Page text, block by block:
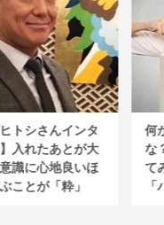
ヒトシさんインタ
入れたあとが大
識に心地良いほ
ことが「粋」
何
な
て